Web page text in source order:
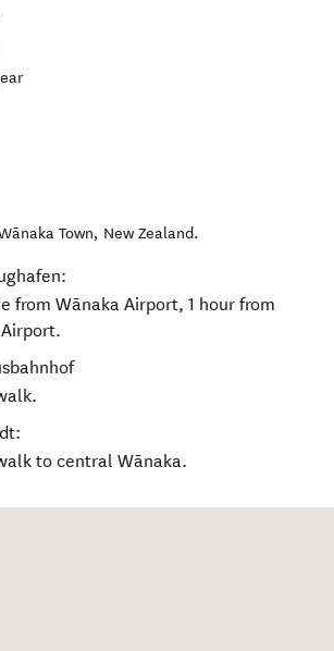
Town, New Zealand.
from Wānaka Airport, 1 hour from
to central Wānaka.